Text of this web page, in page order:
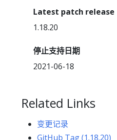
Latest patch release
1.18.20
停止支持日期
2021-06-18
Related Links
变更记录
GitHub Tag (1.18.20)